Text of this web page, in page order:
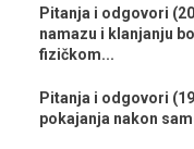
Pitanja i odgovori
namazu i klanjanju
fizičkom...
Pitanja i odgovori
pokajanja nakon